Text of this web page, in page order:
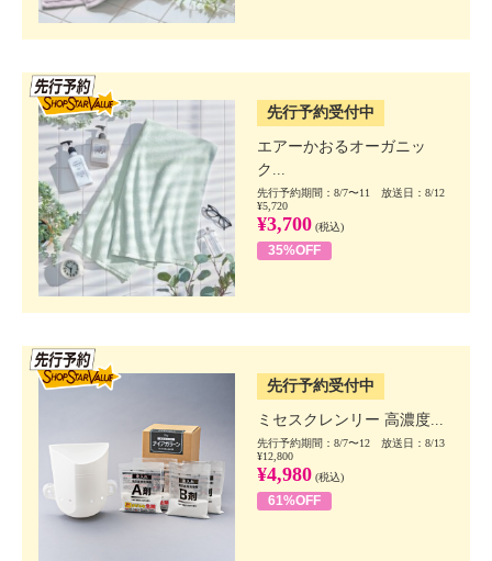
先行予約受付中
エアーかおるオーガニッ
ク...
先行予約期間：8/7〜11 放送日：8/12
¥5,720
¥3,700 (税込)
35%OFF
先行予約受付中
ミセスクレンリー 高濃度...
先行予約期間：8/7〜12 放送日：8/13
¥12,800
¥4,980 (税込)
61%OFF